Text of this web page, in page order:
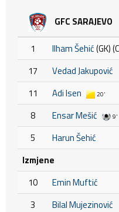
GFC SARAJEVO
1 Ilham Šehić(GK)
17
Vedad Jakupović
11
Adi Isen 20'
8 Ensar Mešić 9'
5
Harun Šehić
Izmjene
10
Emin Muftić
3
Bilal Mujezinović